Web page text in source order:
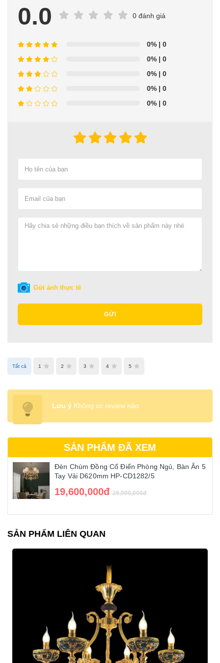
0.0 0 đánh giá
0% | 0
0% | 0
0% | 0
0% | 0
0% | 0
Gửi ảnh thực tế
GỬI
Tất cả 1 2 3 4 5
Lưu ý Không có review nào
SẢN PHẨM ĐÃ XEM
Đèn Chùm Đồng Cổ Điển Phòng Ngủ, Bàn Ăn 5
Tay Vải D620mm HP-CD1282/5
19,600,000đ 28,000,000đ
SẢN PHẨM LIÊN QUAN